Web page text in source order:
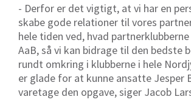
- Derfor er det vigtigt, at vi har en
skabe gode relationer til vores
hele tiden ved, hvad
AaB, så vi kan bidrage til den bedste
rundt omkring i klubberne i hele
er glade for at kunne ansatte Jesper
varetage den opgave, siger Jacob